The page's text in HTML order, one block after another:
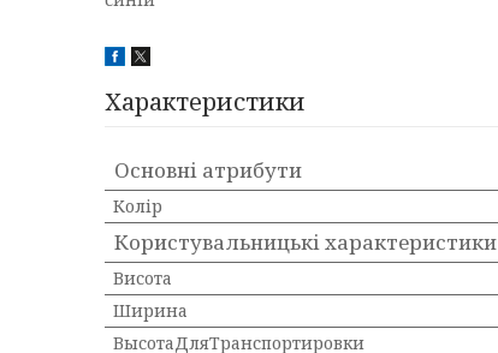
Характеристики
Основні атрибути
Колір
Користувальницькі характеристики
Висота
Ширина
ВысотаДляТранспортировки